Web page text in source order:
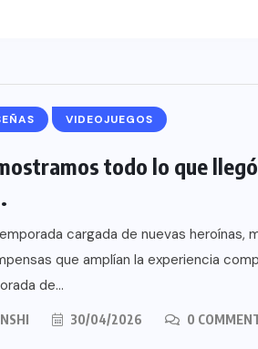
VIDEOJUEGOS
todo lo que
cargada de nuevas heroínas,
que amplían la experiencia
de...
30/04/2026 0